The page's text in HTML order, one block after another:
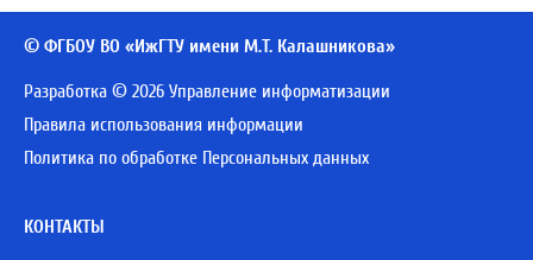
© ФГБОУ ВО «ИжГТУ имени М.Т. Калашникова»
Разработка © 2026 Управление информатизации
Правила использования информации
Политика по обработке Персональных данных
КОНТАКТЫ